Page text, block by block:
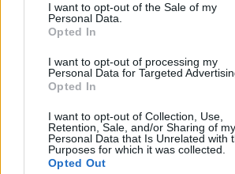
I want to opt-out of the Sale of my
Personal Data.
Opted In
I want to opt-out of processing my
Personal Data for Targeted
Opted In
I want to opt-out of Collection, Use,
Retention, Sale, and/or Sharing of my
Personal Data that Is Unrelated with
Purposes for which it was collected.
Opted Out
MÁR ELŐFIZETŐNK VAGY?